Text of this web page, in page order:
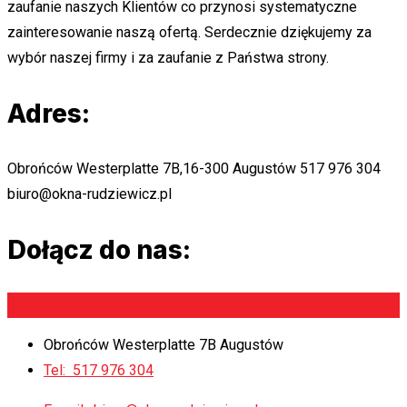
zaufanie naszych Klientów co przynosi systematyczne
zainteresowanie naszą ofertą. Serdecznie dziękujemy za
wybór naszej firmy i za zaufanie z Państwa strony.
Adres:
Obrońców Westerplatte 7B,16-300 Augustów 517 976 304
biuro@okna-rudziewicz.pl
Dołącz do nas:
Obrońców Westerplatte 7B Augustów
Tel: 517 976 304